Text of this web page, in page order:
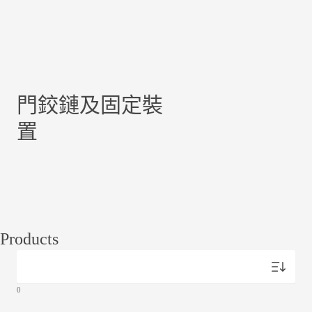
門鉸鏈及固定裝
置
Products
0